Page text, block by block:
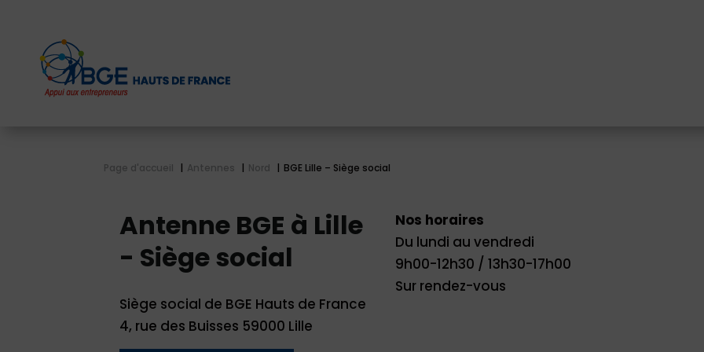
Page d'accueil Antennes Nord BGE Lille – Siège social
Antenne BGE à Lille
- Siège social
Siège social de BGE Hauts de France
4, rue des Buisses 59000 Lille
Nos horaires
Du lundi au vendredi
9h00-12h30 / 13h30-17h00
Sur rendez-vous